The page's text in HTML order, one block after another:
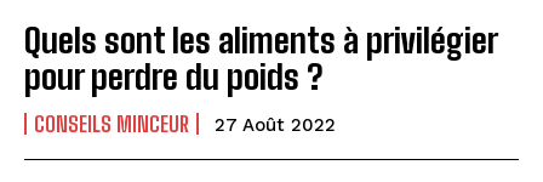
Quels sont les aliments à privilégier
pour perdre du poids ?
CONSEILS MINCEUR 27 Août 2022